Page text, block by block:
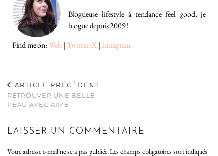
Blogueuse lifestyle à tendance feel good, je
blogue depuis 2009 !
Find me on:Web|Twitter/X| Instagram
ARTICLE PRÉCÉDENT
RETROUVER UNE BELLE
PEAU AVEC AIME
LAISSER UN COMMENTAIRE
Votre adresse e-mail ne sera pas publiée.Les champs obligatoires sont indiqués